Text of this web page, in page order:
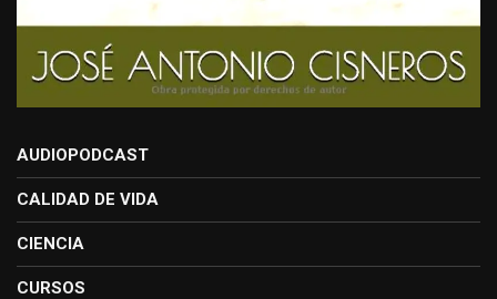
AUDIOPODCAST
CALIDAD DE VIDA
CIENCIA
CURSOS